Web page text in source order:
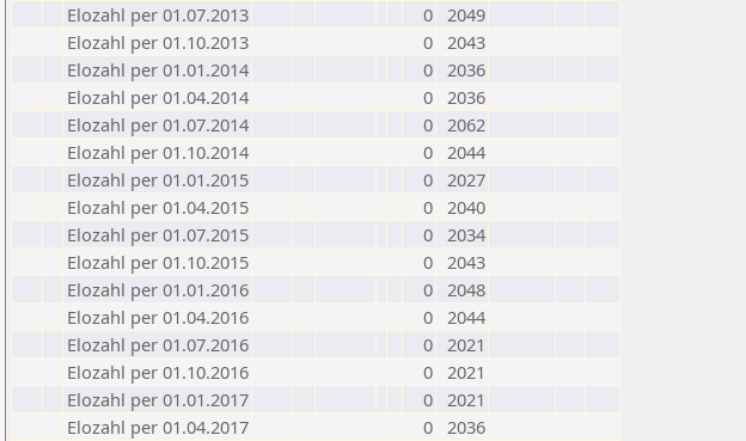
Elozahl per 01.07.2013
0 2049
Elozahl per 01.10.2013
0 2043
Elozahl per 01.01.2014
0 2036
Elozahl per 01.04.2014
0 2036
Elozahl per 01.07.2014
0 2062
Elozahl per 01.10.2014
0 2044
Elozahl per 01.01.2015
0 2027
Elozahl per 01.04.2015
0 2040
Elozahl per 01.07.2015
0 2034
Elozahl per 01.10.2015
0 2043
Elozahl per 01.01.2016
0 2048
Elozahl per 01.04.2016
0 2044
Elozahl per 01.07.2016
0 2021
Elozahl per 01.10.2016
0 2021
Elozahl per 01.01.2017
0 2021
Elozahl per 01.04.2017
0 2036